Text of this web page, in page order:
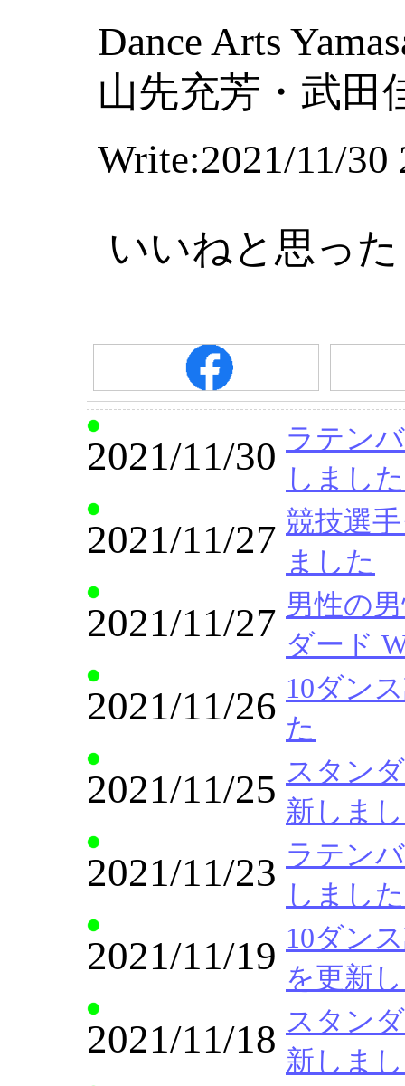
Dance Arts
山先充芳・武田
Write:2021/11/30
いいねと思っ
2021/11/30 ラテン
しました
2021/11/27 競技選
ました
2021/11/27 男性の
ダード
2021/11/26 10ダン
た
2021/11/25 スタン
新しま
2021/11/23 ラテン
しました
2021/11/19 10ダン
を更新
2021/11/18 スタン
新しま